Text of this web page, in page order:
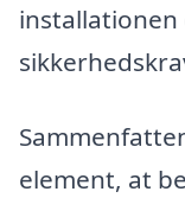
element, at